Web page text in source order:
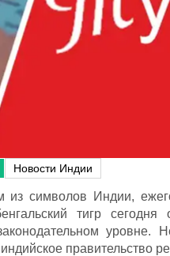
Новости Индии
символов Индии,
тигр сегодня
уровне.
правительство